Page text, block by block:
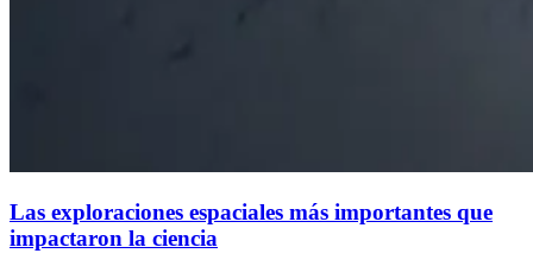
Las exploraciones espaciales más importantes que
impactaron la ciencia